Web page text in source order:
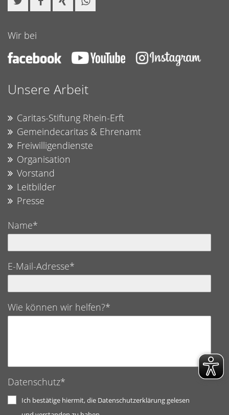
Wir bei
Unsere Arbeit
Caritas-Stiftung Rhein-Erft
Gemeindecaritas & Ehrenamt
Freiwilligendienste
Organisation
Vorstand
Leitbilder
Presse
Name*
E-Mail-Adresse*
Wie können wir helfen?*
Datenschutz*
Ich bestätige hiermit, die Datenschutzerklärung gelesen